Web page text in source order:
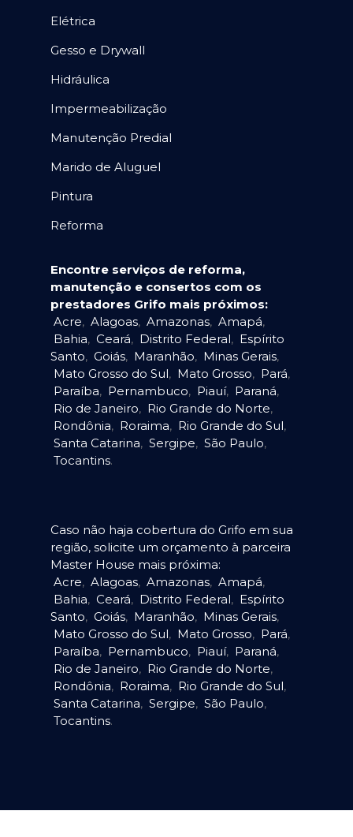
Elétrica
Gesso e Drywall
Hidráulica
Impermeabilização
Manutenção Predial
Marido de Aluguel
Pintura
Reforma
Encontre serviços de reforma,
manutenção e consertos com os
prestadores Grifo mais próximos:
Acre, Alagoas, Amazonas, Amapá,
Bahia, Ceará, Distrito Federal, Espírito
Santo, Goiás, Maranhão, Minas Gerais,
Mato Grosso do Sul, Mato Grosso, Pará,
Paraíba, Pernambuco, Piauí, Paraná,
Rio de Janeiro, Rio Grande do Norte,
Rondônia, Roraima, Rio Grande do Sul,
Santa Catarina, Sergipe, São Paulo,
Tocantins.
Caso não haja cobertura do Grifo em sua
região, solicite um orçamento à parceira
Master House mais próxima:
Acre, Alagoas, Amazonas, Amapá,
Bahia, Ceará, Distrito Federal, Espírito
Santo, Goiás, Maranhão, Minas Gerais,
Mato Grosso do Sul, Mato Grosso, Pará,
Paraíba, Pernambuco, Piauí, Paraná,
Rio de Janeiro, Rio Grande do Norte,
Rondônia, Roraima, Rio Grande do Sul,
Santa Catarina, Sergipe, São Paulo,
Tocantins.